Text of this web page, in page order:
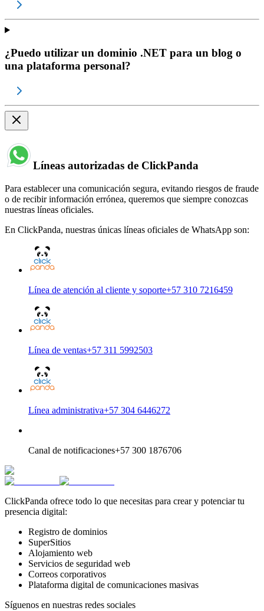
¿Puedo utilizar un dominio .NET para un blog o
una plataforma personal?
Líneas autorizadas de ClickPanda
Para establecer una comunicación segura, evitando riesgos de fraude
o de recibir información errónea, queremos que siempre conozcas
nuestras líneas oficiales.
En ClickPanda, nuestras únicas líneas oficiales de WhatsApp son:
Línea de atención al cliente y soporte+57 310 7216459
Línea de ventas+57 311 5992503
Línea administrativa+57 304 6446272
Canal de notificaciones+57 300 1876706
ClickPanda ofrece todo lo que necesitas para crear y potenciar tu
presencia digital:
Registro de dominios
SuperSitios
Alojamiento web
Servicios de seguridad web
Correos corporativos
Plataforma digital de comunicaciones masivas
Síguenos en nuestras redes sociales